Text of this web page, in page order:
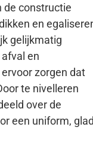
de constructie
en
gelijkmatig
en
zorgen dat
te nivelleren
over de
een uniform,